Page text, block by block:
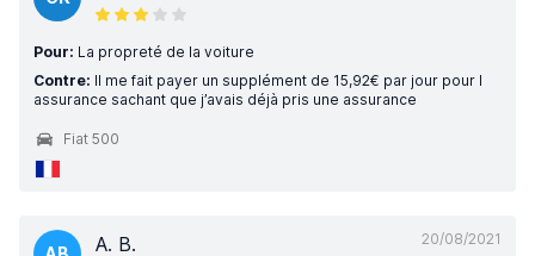
Pour: La propreté de la voiture
Contre: Il me fait payer un supplément de 15,92€ par jour pour l
assurance sachant que j’avais déjà pris une assurance
Fiat 500
20/08/2021
A. B.